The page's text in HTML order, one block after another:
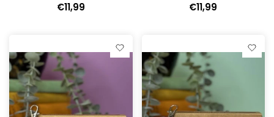
€11,99 €11,99